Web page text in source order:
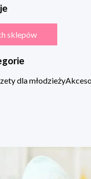
sklepów
dla młodzieży